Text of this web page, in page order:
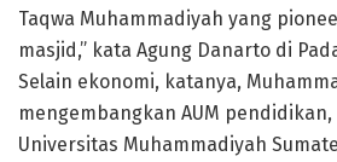
Taqwa Muhammadiyah yang
masjid,” kata Agung Danarto di
Selain ekonomi, katanya,
mengembangkan AUM
Universitas Muhammadiyah